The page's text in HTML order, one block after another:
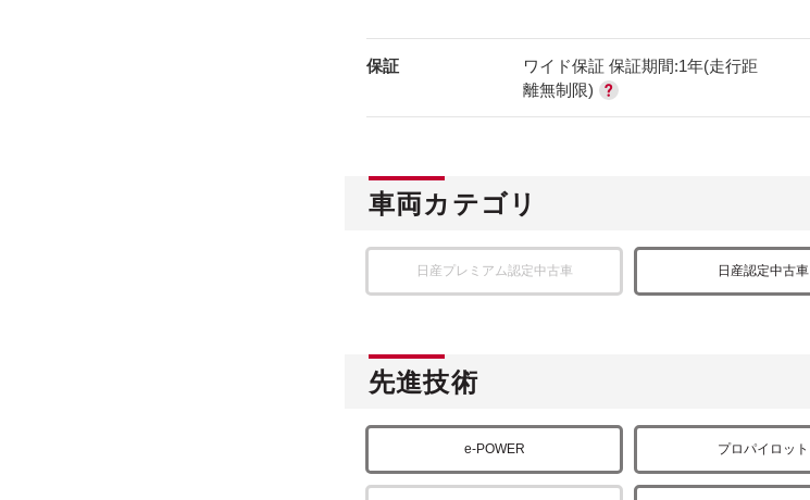
保証
ワイド保証 保証期間:1年(走行距
離無制限)
車両カテゴリ
日産プレミアム認定中古車 日産認定中古車
先進技術
e-POWER プロパイロット